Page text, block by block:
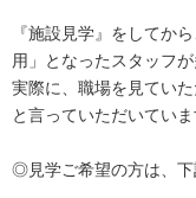
『施設見学』をしてか
用」となったスタッフが
実際に、職場を見てい
と言っていただいていま
◎見学ご希望の方は、下